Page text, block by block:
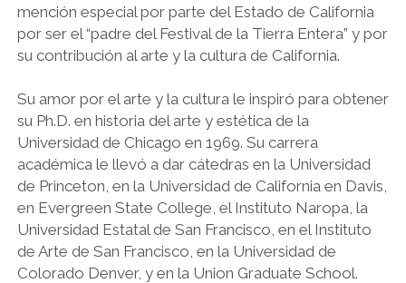
mención especial por parte del Estado de California
por ser el “padre del Festival de la Tierra Entera” y por
su contribución al arte y la cultura de California.
Su amor por el arte y la cultura le inspiró para obtener
su Ph.D. en historia del arte y estética de la
Universidad de Chicago en 1969. Su carrera
académica le llevó a dar cátedras en la Universidad
de Princeton, en la Universidad de California en Davis,
en Evergreen State College, el Instituto Naropa, la
Universidad Estatal de San Francisco, en el Instituto
de Arte de San Francisco, en la Universidad de
Colorado Denver, y en la Union Graduate School.